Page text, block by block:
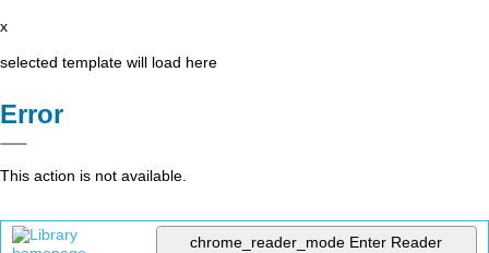
x
selected template will load here
Error
This action is not available.
chrome_reader_mode Enter Reader